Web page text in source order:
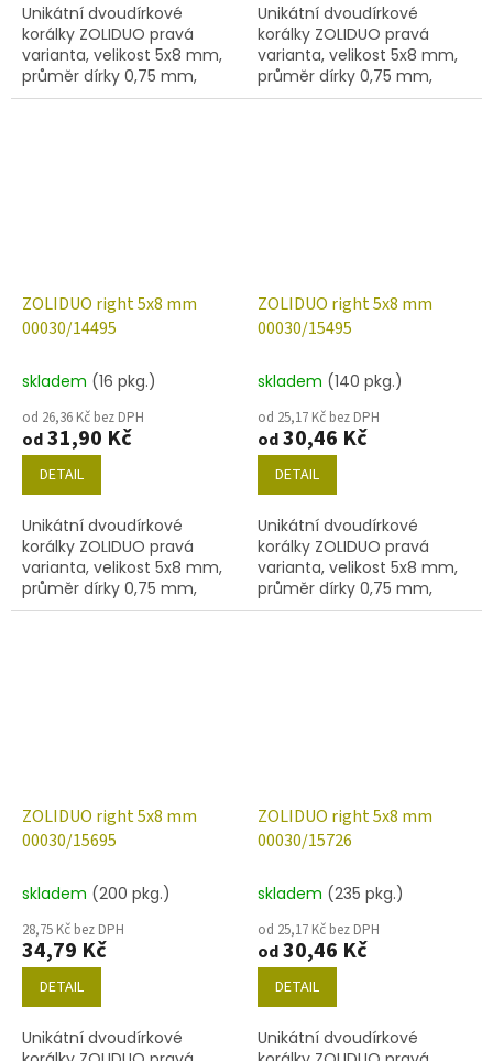
Unikátní dvoudírkové
korálky ZOLIDUO pravá
varianta, velikost 5x8 mm,
průměr dírky 0,75 mm,
obsah balení 20 ks nebo
Unikátní dvoudírkové
korálky ZOLIDUO pravá
varianta, velikost 5x8 mm,
průměr dírky 0,75 mm,
obsah balení 20 ks nebo
ZOLIDUO right 5x8 mm
00030/14495
skladem (16 pkg.)
od 26,36 Kč bez DPH
od31,90 Kč
DETAIL
Unikátní dvoudírkové
korálky ZOLIDUO pravá
varianta, velikost 5x8 mm,
průměr dírky 0,75 mm,
obsah balení 20 ks nebo
ZOLIDUO right 5x8 mm
00030/15495
skladem (140 pkg.)
od 25,17 Kč bez DPH
od30,46 Kč
DETAIL
Unikátní dvoudírkové
korálky ZOLIDUO pravá
varianta, velikost 5x8 mm,
průměr dírky 0,75 mm,
obsah balení 20 ks nebo
ZOLIDUO right 5x8 mm
00030/15695
skladem (200 pkg.)
28,75 Kč bez DPH
34,79 Kč
DETAIL
Unikátní dvoudírkové
ZOLIDUO right 5x8 mm
00030/15726
skladem (235 pkg.)
od 25,17 Kč bez DPH
od30,46 Kč
DETAIL
Unikátní dvoudírkové